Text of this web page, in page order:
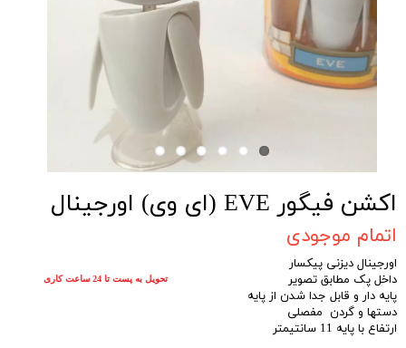
اکشن فیگور EVE (ای وی) اورجینال
اتمام موجودی
اورجینال دیزنی پیکسار
داخل پک مطابق تصویر
پایه دار و قابل جدا شدن از پایه
دستها و گردن مفصلی
ارتفاع با پایه 11 سانتیمتر
تحویل به پست تا 24 ساعت کاری